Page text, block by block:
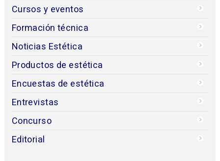
Cursos y eventos
Formación técnica
Noticias Estética
Productos de estética
Encuestas de estética
Entrevistas
Concurso
Editorial